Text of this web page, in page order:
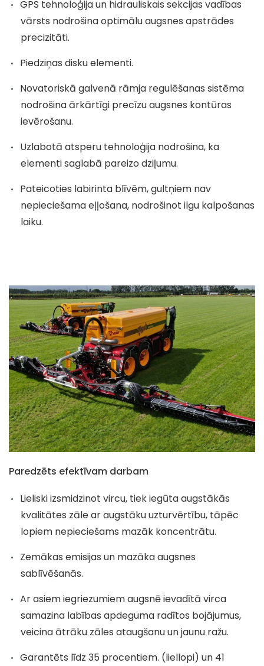
GPS tehnoloģija un hidrauliskais sekcijas vadības
vārsts nodrošina optimālu augsnes apstrādes
precizitāti.
Piedziņas disku elementi.
Novatoriskā galvenā rāmja regulēšanas sistēma
nodrošina ārkārtīgi precīzu augsnes kontūras
ievērošanu.
Uzlabotā atsperu tehnoloģija nodrošina, ka
elementi saglabā pareizo dziļumu.
Pateicoties labirinta blīvēm, gultņiem nav
nepieciešama eļļošana, nodrošinot ilgu kalpošanas
laiku.
Paredzēts efektīvam darbam
Lieliski izsmidzinot vircu, tiek iegūta augstākās
kvalitātes zāle ar augstāku uzturvērtību, tāpēc
lopiem nepieciešams mazāk koncentrātu.
Zemākas emisijas un mazāka augsnes
sablīvēšanās.
Ar asiem iegriezumiem augsnē ievadītā virca
samazina labības apdeguma radītos bojājumus,
veicina ātrāku zāles ataugšanu un jaunu ražu.
Garantēts līdz 35 procentiem. (liellopi) un 41